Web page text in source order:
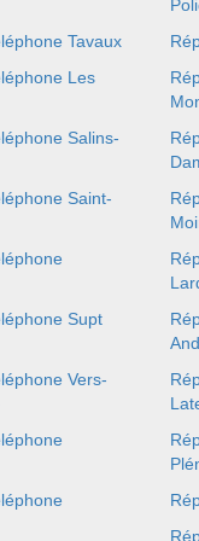
Tavaux
Les
Salins-
Saint-
Supt
Vers-